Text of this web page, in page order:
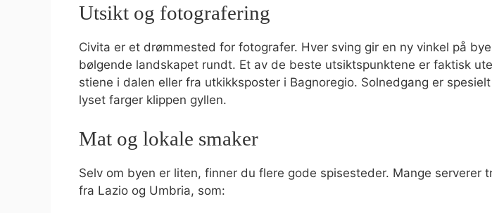
Utsikt og fotografering
Civita er et drømmested for fotografer. Hver sving gir en ny vinkel på
bølgende landskapet rundt. Et av de beste utsiktspunktene er faktisk
stiene i dalen eller fra utkikksposter i Bagnoregio. Solnedgang er
lyset farger klippen gyllen.
Mat og lokale smaker
Selv om byen er liten, finner du flere gode spisesteder. Mange serverer
fra Lazio og Umbria, som: